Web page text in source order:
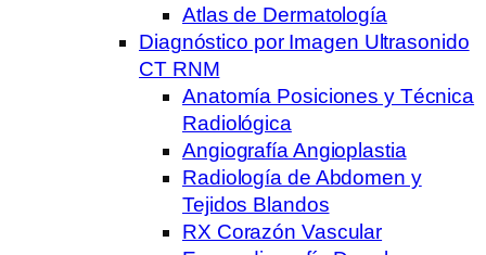
Atlas de Dermatología
Diagnóstico por Imagen Ultrasonido
CT RNM
Anatomía Posiciones y Técnica
Radiológica
Angiografía Angioplastia
Radiología de Abdomen y
Tejidos Blandos
RX Corazón Vascular